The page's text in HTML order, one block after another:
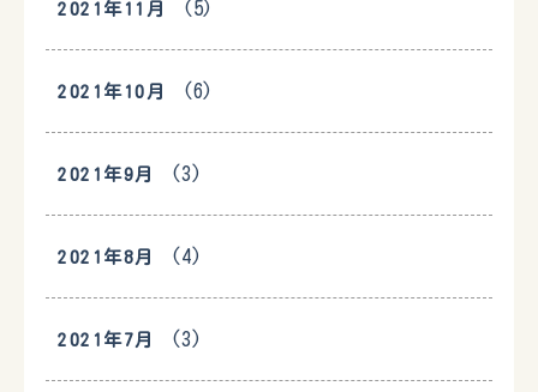
2021年11月 (5)
2021年10月 (6)
2021年9月 (3)
2021年8月 (4)
2021年7月 (3)